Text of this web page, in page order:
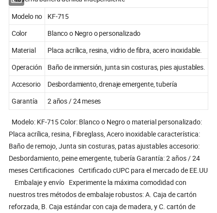
Modelo no
KF-715
Color
Blanco o Negro o personalizado
Material
Placa acrílica, resina, vidrio de fibra, acero inoxidable.
Operación
Baño de inmersión, junta sin costuras, pies ajustables.
Accesorio
Desbordamiento, drenaje emergente, tubería
Garantía
2 años / 24 meses
Modelo: KF-715 Color: Blanco o Negro o material personalizado:
Placa acrílica, resina, Fibreglass, Acero inoxidable característica:
Baño de remojo, Junta sin costuras, patas ajustables accesorio:
Desbordamiento, peine emergente, tubería Garantía: 2 años / 24
meses Certificaciones Certificado cUPC para el mercado de EE.UU
Embalaje y envío Experimente la máxima comodidad con
nuestros tres métodos de embalaje robustos: A. Caja de cartón
reforzada, B. Caja estándar con caja de madera, y C. cartón de